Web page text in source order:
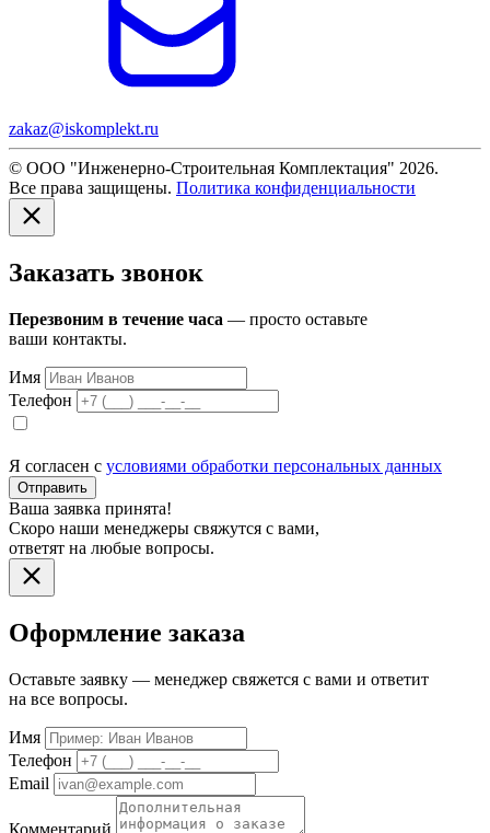
zakaz@iskomplekt.ru
© ООО "Инженерно-Строительная Комплектация" 2026.
Все права защищены. Политика конфиденциальности
Заказать звонок
Перезвоним в течение часа — просто оставьте
ваши контакты.
Имя
Телефон
Я согласен с условиями обработки персональных данных
Отправить
Ваша заявка принята!
Скоро наши менеджеры свяжутся с вами,
ответят на любые вопросы.
Оформление заказа
Оставьте заявку — менеджер свяжется с вами и ответит
на все вопросы.
Имя
Телефон
Email
Комментарий